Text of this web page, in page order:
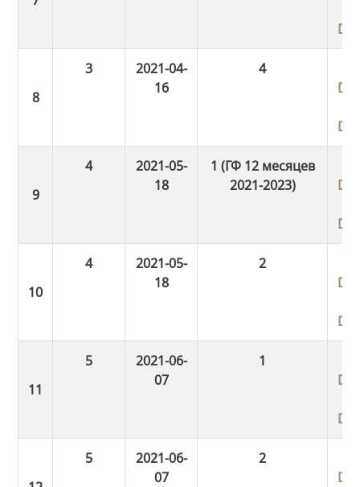
3
2021-04-
16
4
4
2021-05-
18
1 (ГФ 12 месяцев
2021-2023)
4
2021-05-
18
2
5
2021-06-
07
1
5
2021-06-
07
2